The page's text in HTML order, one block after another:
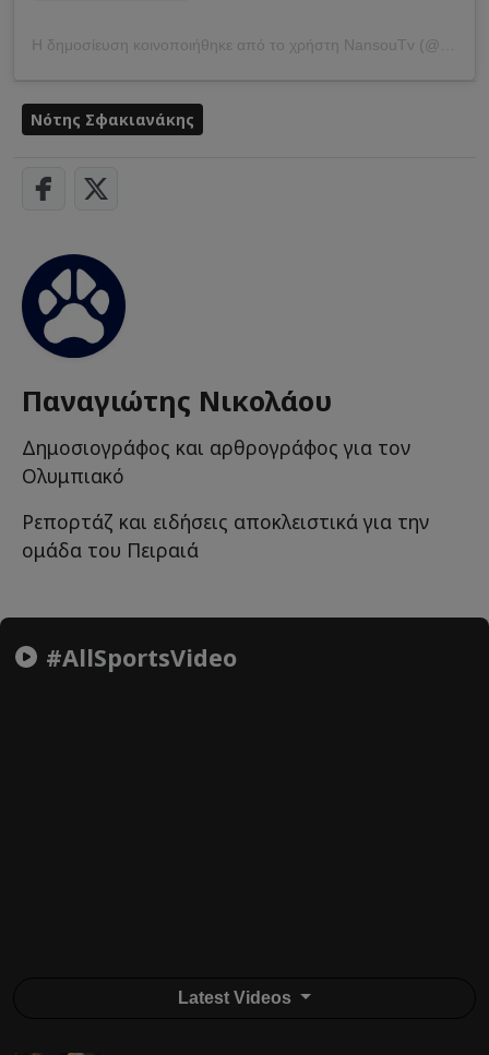
Η δημοσίευση κοινοποιήθηκε από το χρήστη NansouTv (@nansoutv_)
Νότης Σφακιανάκης
Παναγιώτης Νικολάου
Δημοσιογράφος και αρθρογράφος για τον
Ολυμπιακό
Ρεπορτάζ και ειδήσεις αποκλειστικά για την
ομάδα του Πειραιά
#AllSportsVideo
Latest Videos